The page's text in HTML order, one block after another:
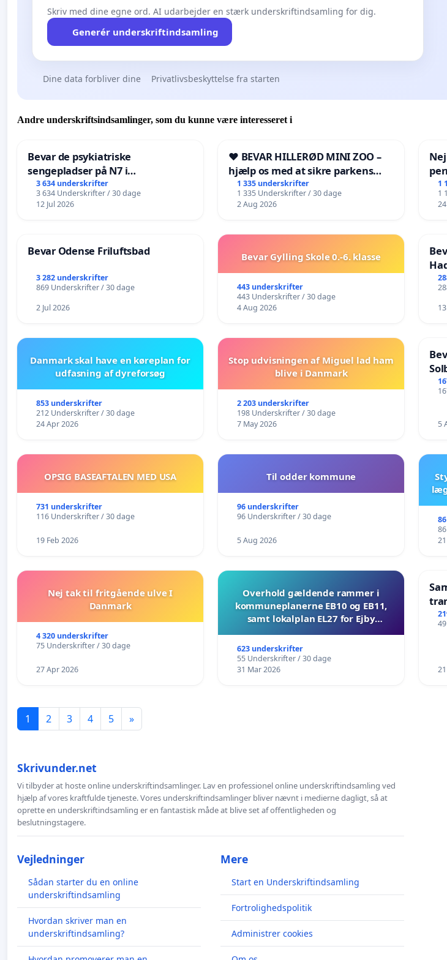
Skriv med dine egne ord. AI udarbejder en stærk underskriftindsamling for dig.
Generér underskriftindsamling
Dine data forbliver dine Privatlivsbeskyttelse fra starten
Andre underskriftsindsamlinger, som du kunne være interesseret i
Bevar de psykiatriske
sengepladser på N7 i
Frederikshavn
3 634 underskrifter
3 634 Underskrifter / 30 dage
12 Jul 2026
❤️ BEVAR HILLERØD MINI ZOO –
hjælp os med at sikre parkens
fremtid ❤️
1 335 underskrifter
1 335 Underskrifter / 30 dage
2 Aug 2026
1
1
Bevar Odense Friluftsbad
3 282 underskrifter
869 Underskrifter / 30 dage
2 Jul 2026
Bevar Gylling Skole 0.-6. klasse
443 underskrifter
443 Underskrifter / 30 dage
4 Aug 2026
Danmark skal have en køreplan for
udfasning af dyreforsøg
853 underskrifter
212 Underskrifter / 30 dage
24 Apr 2026
Stop udvisningen af Miguel lad ham
blive i Danmark
2 203 underskrifter
198 Underskrifter / 30 dage
7 May 2026
5
OPSIG BASEAFTALEN MED USA
731 underskrifter
116 Underskrifter / 30 dage
19 Feb 2026
Til odder kommune
96 underskrifter
96 Underskrifter / 30 dage
5 Aug 2026
Nej tak til fritgående ulve I
Danmark
4 320 underskrifter
75 Underskrifter / 30 dage
27 Apr 2026
Overhold gældende rammer i
kommuneplanerne EB10 og EB11,
samt lokalplan EL27 for Ejby
623 underskrifter
55 Underskrifter / 30 dage
31 Mar 2026
1 2 3 4 5 »
Skrivunder.net
Vi tilbyder at hoste online underskriftindsamlinger. Lav en professionel online underskriftindsamling ved
hjælp af vores kraftfulde tjeneste. Vores underskriftindsamlinger bliver nævnt i medierne dagligt, så at
oprette en underskriftindsamling er en fantastisk måde at blive set af offentligheden og
beslutningstagere.
Vejledninger
Sådan starter du en online
underskriftindsamling
Hvordan skriver man en
underskriftindsamling?
Mere
Start en Underskriftindsamling
Fortrolighedspolitik
Administrer cookies